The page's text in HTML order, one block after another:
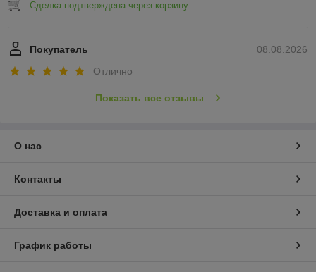
Сделка подтверждена через корзину
08.08.2026
Покупатель
Отлично
Показать все отзывы
О нас
Контакты
Доставка и оплата
График работы